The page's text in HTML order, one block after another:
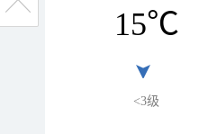
15℃
<3级